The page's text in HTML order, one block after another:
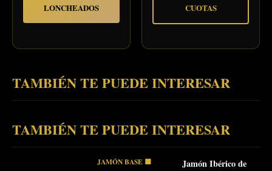
LONCHEADOS
CUOTAS
TAMBIÉN TE PUEDE INTERESAR
TAMBIÉN TE PUEDE INTERESAR
JAMÓN BASE 🟥
Jamón Ibérico de